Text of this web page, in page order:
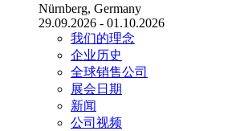
Nürnberg, Germany
29.09.2026 - 01.10.2026
我们的理念
企业历史
全球销售公司
展会日期
新闻
公司视频